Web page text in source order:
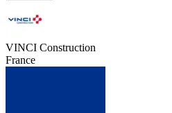
VINCI Construction
France